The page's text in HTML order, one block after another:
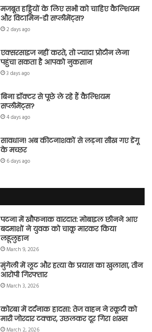
मजबूत हड्डियों के लिए सभी को चाहिए कैल्शियम
और विटामिन-डी सप्लीमेंट्स?
2 days ago
एक्सरसाइज नहीं करते, तो ज्यादा प्रोटीन लेना
पहुंचा सकता है आपको नुकसान
3 days ago
बिना डॉक्टर से पूछे ले रहे हैं कैल्शियम
सप्लीमेंट्स?
4 days ago
सावधान! अब कीटनाशकों से लड़ना सीख गए डेंगू
के मच्छर
6 days ago
पटना में खौफनाक वारदात: मोबाइल छीनने आए
बदमाशों ने युवक को चाकू मारकर किया
लहूलुहान
March 9, 2026
मुंगेली में लूट और हत्या के प्रयास का खुलासा, तीन
आरोपी गिरफ्तार
March 3, 2026
कोरबा में दर्दनाक हादसा: तेज वाहन ने स्कूटी को
मारी जोरदार टक्कर, उछलकर दूर गिरा शख्स
March 2, 2026